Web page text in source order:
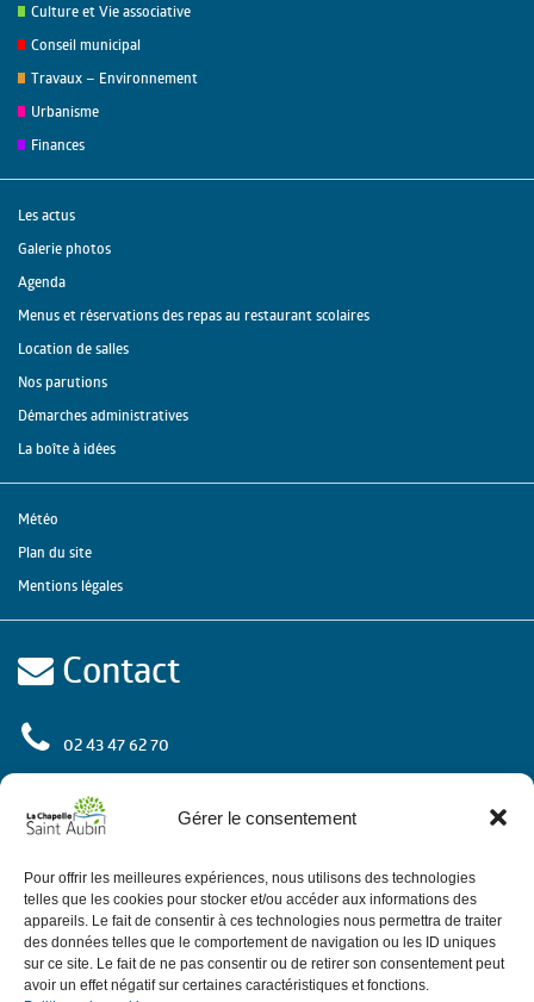
Gérer le consentement
Pour offrir les meilleures expériences, nous utilisons des technologies
telles que les cookies pour stocker et/ou accéder aux informations des
appareils. Le fait de consentir à ces technologies nous permettra de traiter
des données telles que le comportement de navigation ou les ID uniques
sur ce site. Le fait de ne pas consentir ou de retirer son consentement peut
avoir un effet négatif sur certaines caractéristiques et fonctions.
Culture et Vie associative
Conseil municipal
Travaux – Environnement
Urbanisme
Finances
Les actus
Galerie photos
Agenda
Menus et réservations des repas au restaurant scolaires
Location de salles
Nos parutions
Démarches administratives
La boîte à idées
Météo
Plan du site
Mentions légales
Contact
02 43 47 62 70
rue de l'Europe
72 650 La Chapelle Saint Aubin
Contactez-nous
Horaires